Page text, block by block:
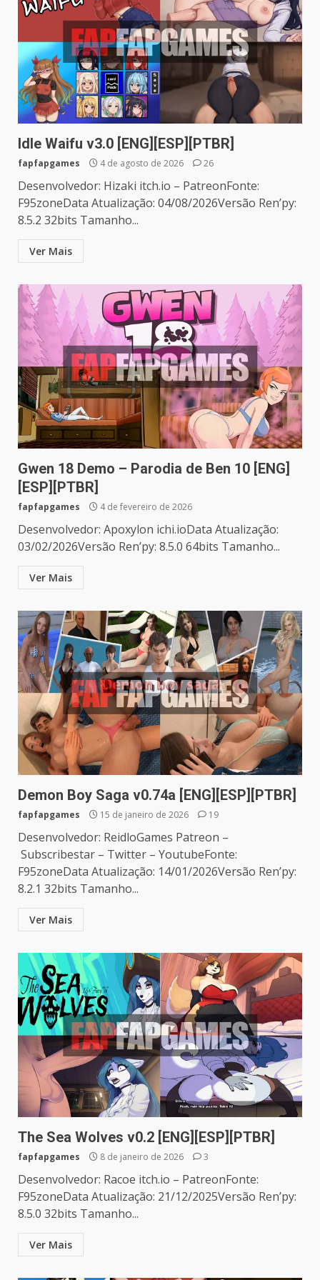
Idle Waifu v3.0 [ENG][ESP][PTBR]
fapfapgames 4 de agosto de 2026 26
Desenvolvedor: Hizaki itch.io – PatreonFonte:
F95zoneData Atualização: 04/08/2026Versão Ren’py:
8.5.2 32bits Tamanho...
Ver Mais
Gwen 18 Demo – Parodia de Ben 10 [ENG]
[ESP][PTBR]
fapfapgames 4 de fevereiro de 2026
Desenvolvedor: Apoxylon ichi.ioData Atualização:
03/02/2026Versão Ren’py: 8.5.0 64bits Tamanho...
Ver Mais
Demon Boy Saga v0.74a [ENG][ESP][PTBR]
fapfapgames 15 de janeiro de 2026 19
Desenvolvedor: ReidloGames Patreon –
Subscribestar – Twitter – YoutubeFonte:
F95zoneData Atualização: 14/01/2026Versão Ren’py:
8.2.1 32bits Tamanho...
Ver Mais
The Sea Wolves v0.2 [ENG][ESP][PTBR]
fapfapgames 8 de janeiro de 2026 3
Desenvolvedor: Racoe itch.io – PatreonFonte:
F95zoneData Atualização: 21/12/2025Versão Ren’py:
8.5.0 32bits Tamanho...
Ver Mais